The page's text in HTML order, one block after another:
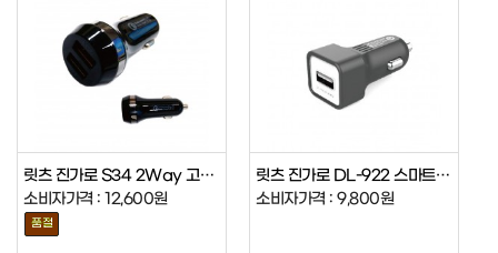
릿츠 진가로 S34 2Way 고속충전기
소비자가격 : 12,600원
품절
릿츠 진가로 DL-922 스마트 고속 …
소비자가격 : 9,800원